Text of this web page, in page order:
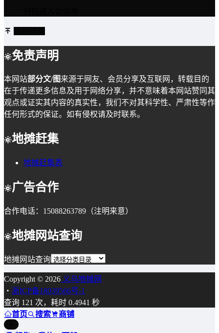
免责声明
本网站部分文/图来源于网友、会员分享及互联网，转载目的
在于传递更多信息及用于网络分享，并不意味着本网站赞同其
观点或证实其内容的真实性，我们不对其科学性、严肃性等作
任何形式的保证。如有侵权请及时联系。
地摊赶集
地摊赶集表
广告合作
合作电话：15088263789（注明来意）
地摊网站查询
地摊网站查询
Copyright © 2026 义乌地摊网
・ 浙ICP备18039566号-1
查询 121 次，耗时 0.4941 秒
首页
搜索 商铺